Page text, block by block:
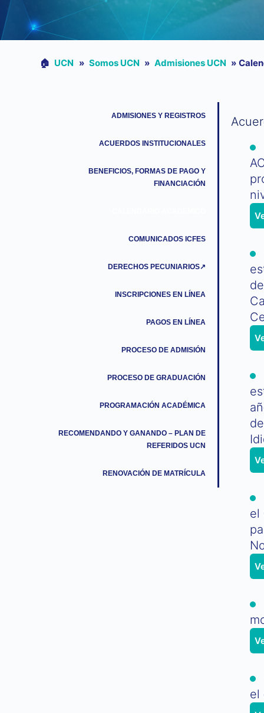
🏠︎ UCN » Somos UCN » Admisiones UCN »
ADMISIONES Y REGISTROS
ACUERDOS INSTITUCIONALES
BENEFICIOS, FORMAS DE PAGO Y
FINANCIACIÓN
COMUNICADOS ICFES
DERECHOS PECUNIARIOS↗
INSCRIPCIONES EN LÍNEA
PAGOS EN LÍNEA
PROCESO DE ADMISIÓN
PROCESO DE GRADUACIÓN
PROGRAMACIÓN ACADÉMICA
RECOMENDANDO Y GANANDO – PLAN DE
REFERIDOS UCN
RENOVACIÓN DE MATRÍCULA
el
el